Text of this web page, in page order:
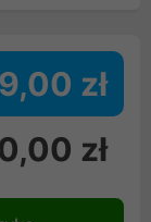
zł
zł